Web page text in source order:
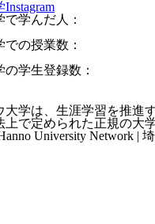
学んだ人：
の授業数：
学生登録数：
学は、生涯学習を推進
上で定められた正規の大
University Network |